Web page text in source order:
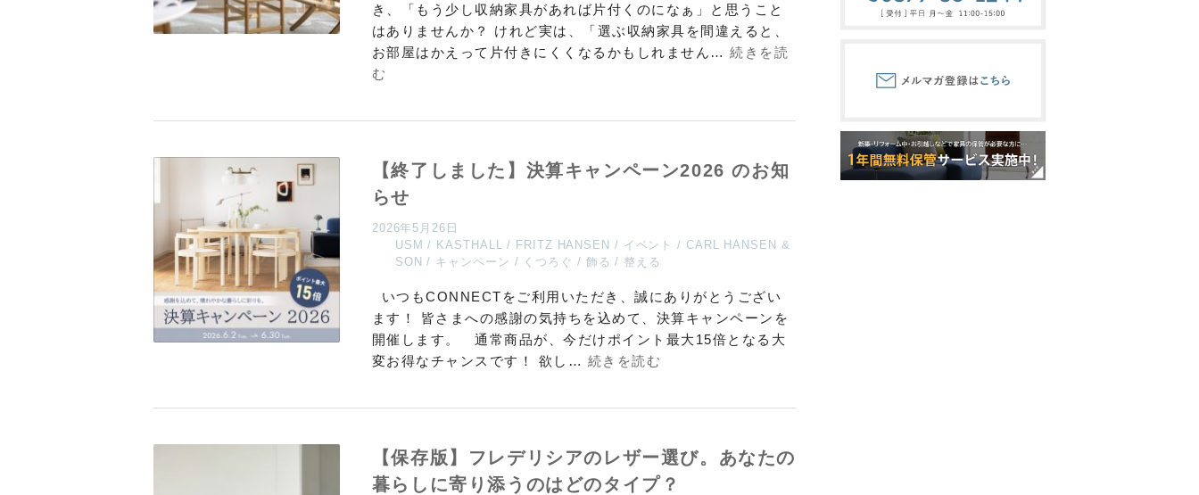
き、「もう少し収納家具があれば片付くのになぁ」と思うこと
はありませんか？ けれど実は、「選ぶ収納家具を間違えると、
お部屋はかえって片付きにくくなるかもしれません… 続きを読
む
【終了しました】決算キャンペーン2026 のお知
らせ
2026年5月26日
USM
KASTHALL FRITZ HANSEN イベント
CARL HANSEN &
SON
キャンペーン くつろぐ 飾る 整える
いつもCONNECTをご利用いただき、誠にありがとうござい
ます！ 皆さまへの感謝の気持ちを込めて、決算キャンペーンを
開催します。 通常商品が、今だけポイント最大15倍となる大
変お得なチャンスです！ 欲し… 続きを読む
【保存版】フレデリシアのレザー選び。あなたの
暮らしに寄り添うのはどのタイプ？